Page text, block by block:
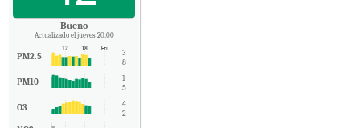
Bueno
Actualizado el jueves 20:00
PM2.5
3
8
PM10
1
5
O3
4
2